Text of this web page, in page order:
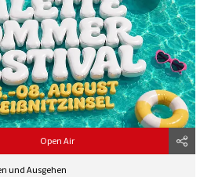
und Ausgehen
Open Air